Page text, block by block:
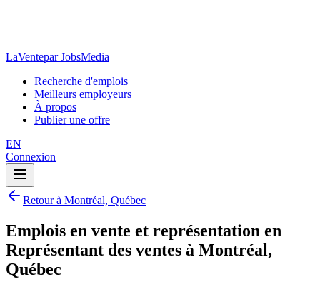
LaVentepar JobsMedia
Recherche d'emplois
Meilleurs employeurs
À propos
Publier une offre
EN
Connexion
Retour à Montréal, Québec
Emplois en vente et représentation en
Représentant des ventes à Montréal,
Québec